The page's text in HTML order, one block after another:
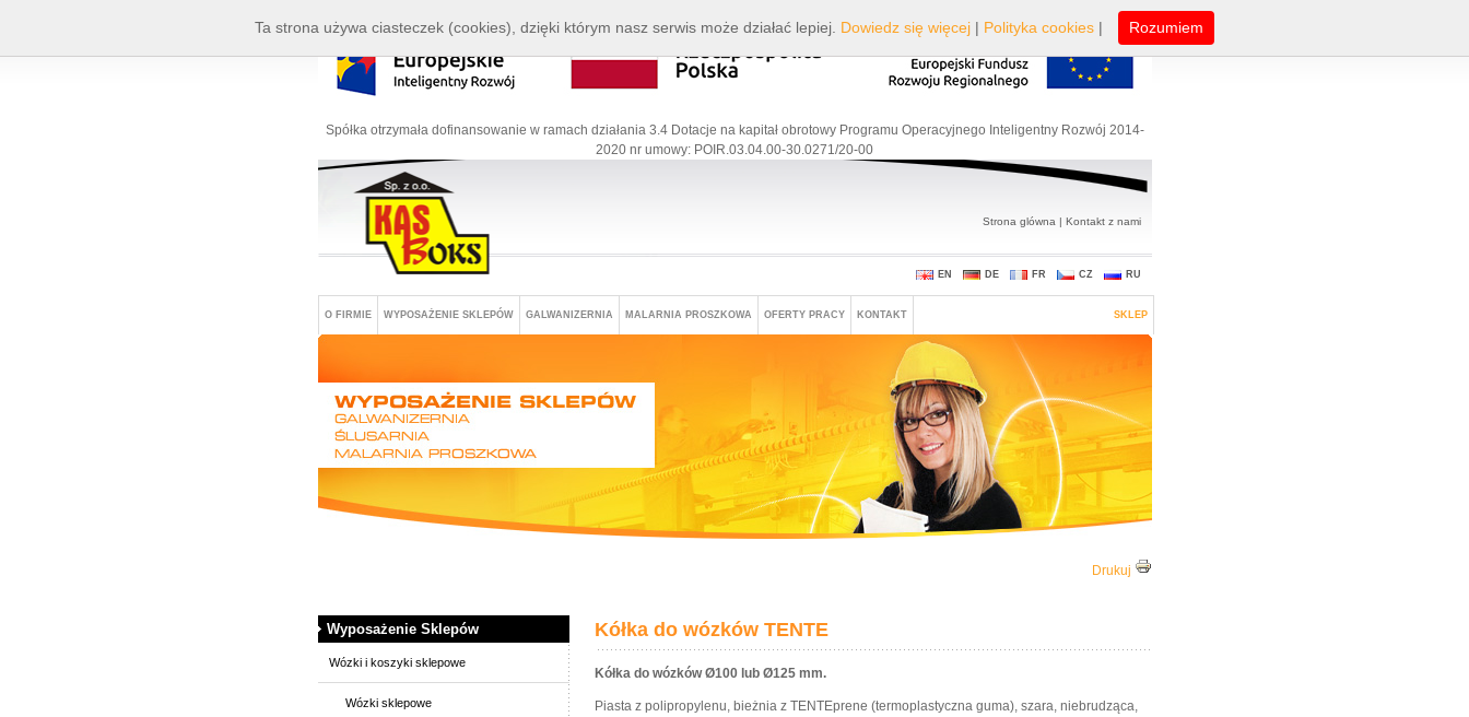
Spółka otrzymała dofinansowanie w ramach działania 3.4 Dotacje na kapitał obrotowy Programu Operacyjnego Inteligentny Rozwój 2014-
2020 nr umowy: POIR.03.04.00-30.0271/20-00
EN DE FR CZ RU
Strona glówna | Kontakt z nami
O FIRMIE WYPOSAŻENIE SKLEPÓW GALWANIZERNIA MALARNIA PROSZKOWA OFERTY PRACY KONTAKT SKLEP
Drukuj
Wyposażenie Sklepów
Wózki i koszyki sklepowe
Wózki sklepowe
Kółka do wózków TENTE
Kółka do wózków Ø100 lub Ø125 mm.
Piasta z polipropylenu, bieżnia z TENTEprene (termoplastyczna guma), szara, niebrudząca,
Ta strona używa ciasteczek (cookies), dzięki którym nasz serwis może działać lepiej. Dowiedz się więcej | Polityka cookies | Rozumiem